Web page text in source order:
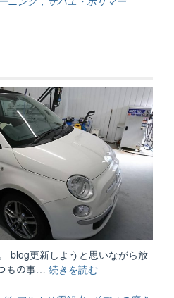
blog更新しようと思いながら放
もの事… 続きを読む